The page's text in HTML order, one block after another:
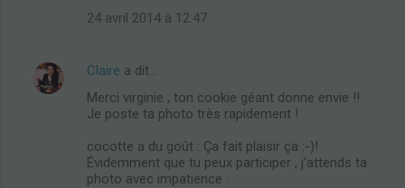
24 avril 2014 à 12:47
Claire a dit…
Merci virginie , ton cookie géant donne envie !!
Je poste ta photo très rapidement !
cocotte a du goût : Ça fait plaisir ça :-)!
Évidemment que tu peux participer , j'attends ta
photo avec impatience .